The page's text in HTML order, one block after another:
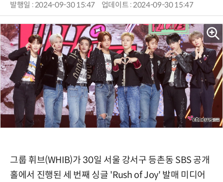
발행일 : 2024-09-30 15:47 업데이트 : 2024-09-30 15:47
그룹 휘브(WHIB)가 30일 서울 강서구 등촌동 SBS 공개
홀에서 진행된 세 번째 싱글 'Rush of Joy' 발매 미디어